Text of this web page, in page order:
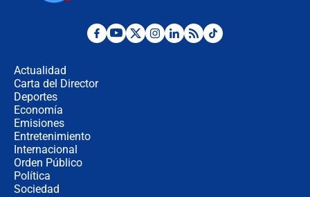
Posesión de Abelardo De La Espriella
Actualidad
Carta del Director
Deportes
Economía
Emisiones
Entretenimiento
Internacional
Orden Público
Política
Sociedad